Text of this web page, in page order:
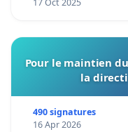
17 Oct 2025
Pour le maintien
la
490 signatures
16 Apr 2026